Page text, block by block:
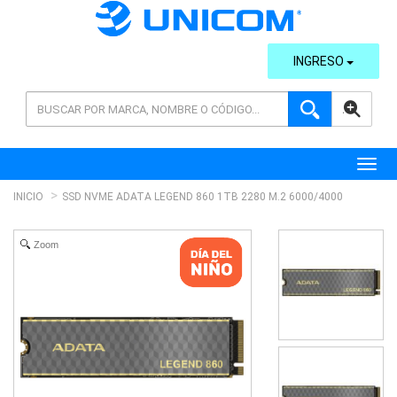
AVANZADA
INGRESO
INICIO SSD NVME ADATA LEGEND 860 1TB 2280 M.2 6000/4000
Zoom